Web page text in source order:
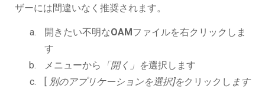
ザーには間違いなく推奨されます。
開きたい不明なOAMファイルを右クリックしま
す
メニューから
「開く」を選択します
[ 別のアプリケーションを選択]をクリックし ます